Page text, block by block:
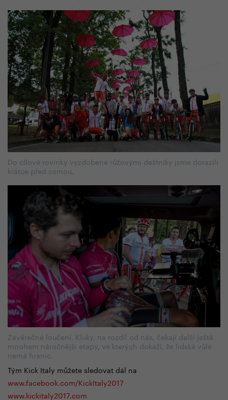
Do cílové rovinky vyzdobené růžovými deštníky jsme dorazili
krátce před osmou.
Závěrečné loučení. Kluky, na rozdíl od nás, čekají další ještě
mnohem náročnější etapy, ve kterých dokáží, že lidská vůle
nemá hranic.
Tým Kick Italy můžete sledovat dál na
www.facebook.com/KickItaly2017
www.kickitaly2017.com